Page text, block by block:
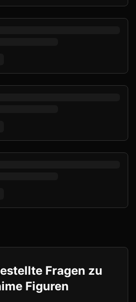
Fragen zu
Figuren